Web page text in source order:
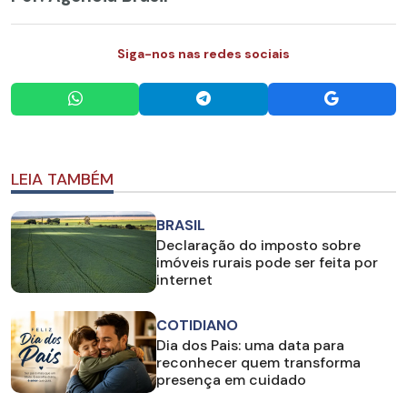
Siga-nos nas redes sociais
LEIA TAMBÉM
BRASIL
Declaração do imposto sobre
imóveis rurais pode ser feita por
internet
COTIDIANO
Dia dos Pais: uma data para
reconhecer quem transforma
presença em cuidado